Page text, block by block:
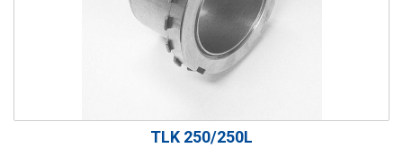
TLK 250/250L